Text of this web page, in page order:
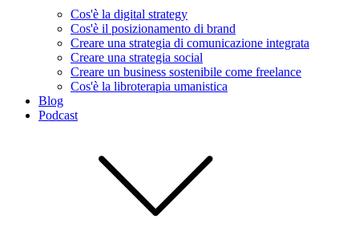
Cos'è la digital strategy
Cos'è il posizionamento di brand
Creare una strategia di comunicazione integrata
Creare una strategia social
Creare un business sostenibile come freelance
Cos'è la libroterapia umanistica
Blog
Podcast